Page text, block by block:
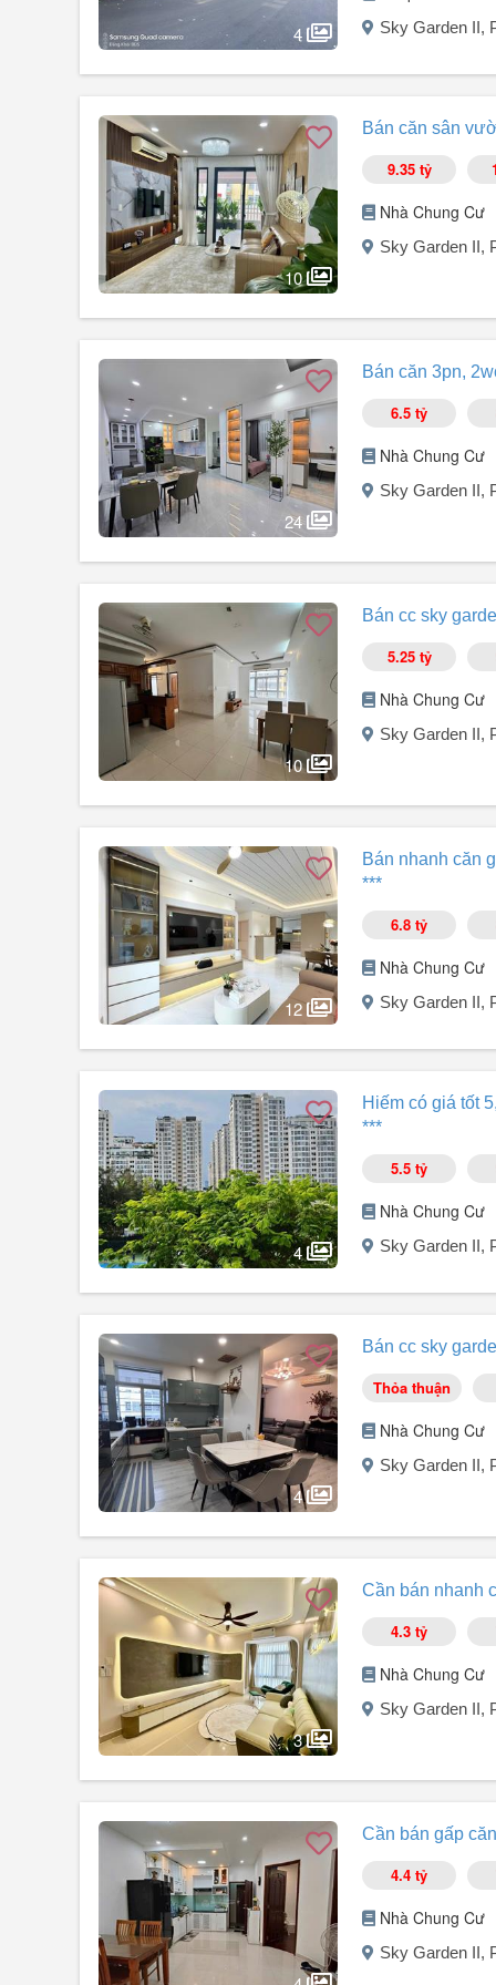
Giá bán 6,6 tỷ. Còn thương lượng
Liên hệ xem nhà: Em Huân
4 Sky Garden II,
Bán Shophouse SKY2. Mặt tiền Phạm Văn Nghị (Phố
Sổ hồng: Lâu dài.
Diện tích: 7,15 x 14,5. 1 trệt 1 lầu. 145m².
Đang cho thuê: Giá thuê hiện tại 3500$ - khoảng 86 triệu
Hợp đồng thuê còn 2 năm.
Giá bán 22,86 tỷ. Thương lượng.
10
Bán căn sân
9.35 tỷ
Nhà Chung Cư
Sky Garden II,
Bán gấp căn sân vườn hàng hiếm tại Sky Garden 2 -
DT: 114m (đang có hợp đồng thuê 42 triệu/tháng)
3PN 2WC
Thiết kế nội thất mới 100%
Chưa sử dụng qua
Sổ hồng sở hữu lâu dài
Ngân hàng hỗ trợ tới 80%
Giá bán 9.350 tỷ
LH: Mr Dũng - BĐS - Phú Gia Bảo
Để chọn được căn như ý.
24
Bán căn 3pn,
6.5 tỷ
Nhà Chung Cư
Sky Garden II,
Bán hoặc cho thuê căn hộ 3B5 - 13 Sky Garden 2 - Phú
Diện tích 81m².
Thiết kế 3PN, 2WC.
Full nội thất (còn mới).
Sổ hồng sở hữu lâu dài.
Bán: 6,5 tỷ (ngân hàng hỗ trợ tới 80%).
Cho thuê 25 triệu.
Xem nhà LH: để chọn được căn nổi bật.
10
Bán cc sky
5.25 tỷ
Nhà Chung Cư
Sky Garden II,
Sky Garden II, đường Nguyễn Văn Linh, phường Tân
đại, với 2PN, 2WC, nội thất đầy đủ, sẵn sàng cho
còn được thiết kế với phong thủy tốt, hướng chính Nam
với sổ đỏ/sổ ...
12
Bán nhanh căn
***
6.8 tỷ
Nhà Chung Cư
Sky Garden II,
Bán nhanh căn góc 89m², dự án Sky 2, Phú Mỹ Hưng,
cao cấp xịn sò. Đầu tư cho thuê được 35tr/tháng có
4
Hiếm có giá tốt
***
5.5 tỷ
Nhà Chung Cư
Sky Garden II,
Căn góc Sky Garden 2, PMH, Q. 7.
91m², có 3pn 2wc.
View đẹp Sky 2.
Cần bán gấp trong tháng 5,5tỷ.
LH .
4
Bán cc sky
Thỏa thuận
Nhà Chung Cư
Sky Garden II,
Căn hộ 91 m², căn góc 3 PN - 2 WC, nhà mới hoàn
ánh sáng tự nhiên cả ngày.
Giá bán liên hệ chính chủ.
Chị Trâm
3
Cần bán nhanh
4.3 tỷ
Nhà Chung Cư
Sky Garden II,
Bán căn hộ Sky Garden 2, Phú Mỹ Hưng, Quận 7 cần
Diện tích: 71m², 2PN, 2WC.
Nhà mới, sạch đẹp, đầy đủ nội thất.
Sổ hồng riêng.
Đang có HĐ cho thuê dài hạn 13tr/tháng, net thu về.
Bán nhanh: 4,3 tỷ.
Liên hệ ngay: Em Hằng.
Cần bán gấp
4.4 tỷ
Nhà Chung Cư
Sky Garden II,